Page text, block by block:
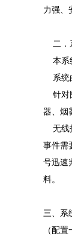
力强、
二．
本系
系统
针对
器、烟
无线
事件需
号迅速
料。
三、系
（配